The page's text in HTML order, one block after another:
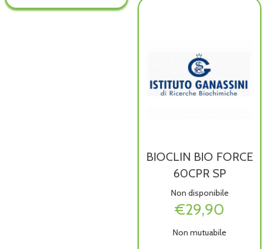
NF nonNF alla
BIOCLIN BIO FORCE
60CPR SP
Non disponibile
€29,90
Non mutuabile